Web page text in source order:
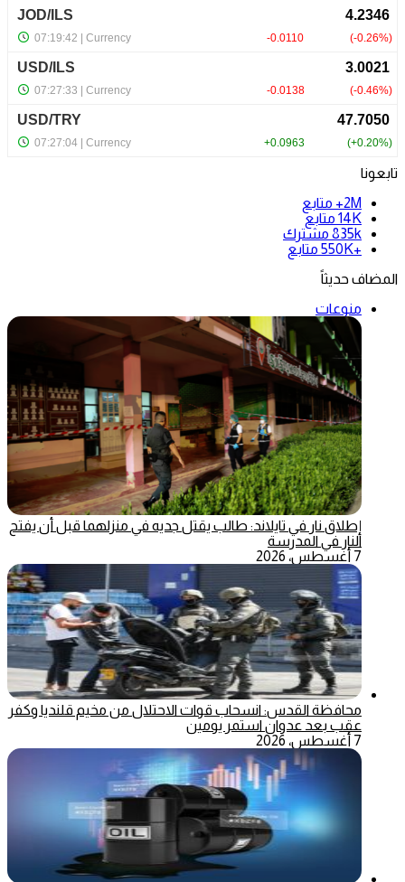
تابعونا
2M+
متابع
14K متابع
835k مشترك
+550K
متابع
المضاف حديثاً
منوعات
إطلاق نار في تايلاند: طالب يقتل جديه في منزلهما قبل أن يفتح
النار في المدرسة
7 أغسطس، 2026
محافظة القدس: انسحاب قوات الاحتلال من مخيم قلنديا وكفر
عقب بعد عدوان استمر يومين
7 أغسطس، 2026